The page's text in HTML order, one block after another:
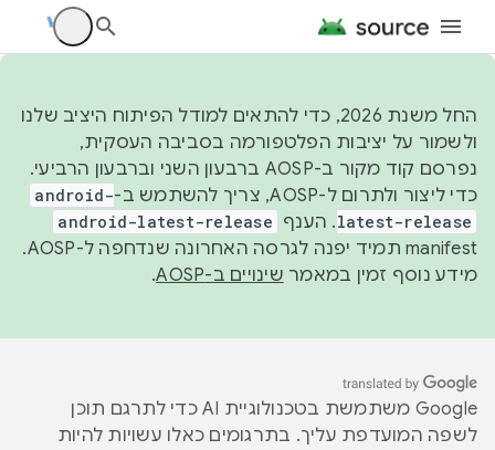
החל משנת 2026, כדי להתאים למודל הפיתוח היציב שלנו
ולשמור על יציבות הפלטפורמה בסביבה העסקית,
נפרסם קוד מקור ב-AOSP ברבעון השני וברבעון הרביעי.
כדי ליצור ולתרום ל-AOSP, צריך להשתמש ב-
android-
latest-release. הענף android-latest-release
manifest תמיד יפנה לגרסה האחרונה שנדחפה ל-AOSP.
מידע נוסף זמין במאמר שינויים ב-AOSP .
‫Google משתמשת בטכנולוגיית AI כדי לתרגם תוכן
לשפה המועדפת עליך. בתרגומים כאלו עשויות להיות